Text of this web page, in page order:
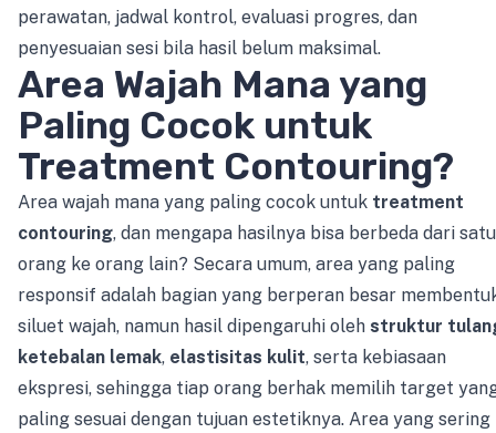
perawatan, jadwal kontrol, evaluasi progres, dan
penyesuaian sesi bila hasil belum maksimal.
Area Wajah Mana yang
Paling Cocok untuk
Treatment Contouring?
Area wajah mana yang paling cocok untuk treatment
contouring, dan mengapa hasilnya bisa berbeda dari satu
orang ke orang lain? Secara umum, area yang paling
responsif adalah bagian yang berperan besar
siluet wajah, namun hasil dipengaruhi oleh struktur
ketebalan lemak, elastisitas kulit, serta kebiasaan
ekspresi, sehingga tiap orang berhak memilih target
paling sesuai dengan tujuan estetiknya. Area yang sering